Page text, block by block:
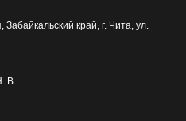
Забайкальский край, г. Чита, ул.
В.